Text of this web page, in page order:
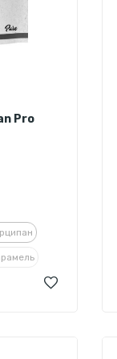
Pro
стевією